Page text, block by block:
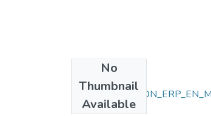
No
Thumbnail
Available
MB)